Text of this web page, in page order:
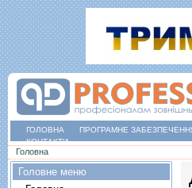
ГОЛОВНА ПРОГРАМНЕ
КОНТАКТИ
Ви є тут
Головна
Головне меню